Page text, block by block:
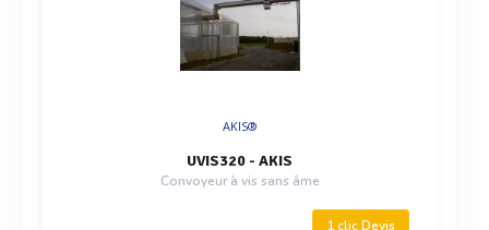
AKIS®
UVIS320 - AKIS
Convoyeur à vis sans âme
1 clic Devis